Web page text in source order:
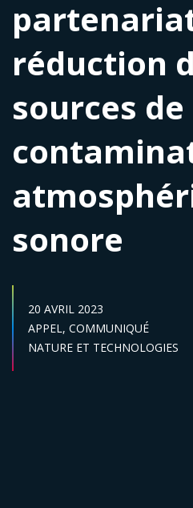
réduction
sources de
sonore
DATE DE PUBLICATION :
20 AVRIL 2023
Catégories :
APPEL, COMMUNIQUÉ
Secteur :
NATURE ET TECHNOLOGIES